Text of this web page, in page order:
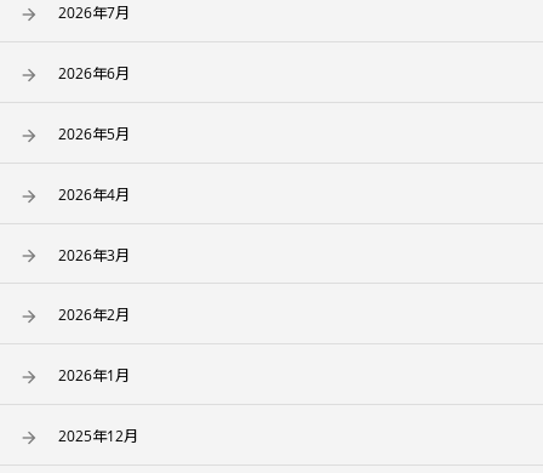
2026年7月
2026年6月
2026年5月
2026年4月
2026年3月
2026年2月
2026年1月
2025年12月